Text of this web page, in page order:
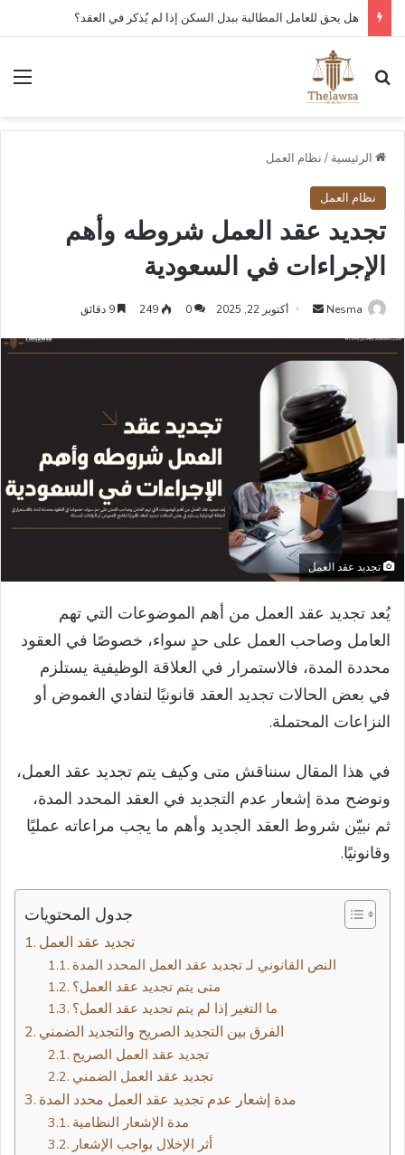
هل يحق للعامل المطالبة ببدل السكن إذا لم يُذكر في العقد؟
بحث عن
الرئيسية / نظام العمل
نظام العمل
تجديد عقد العمل شروطه وأهم
الإجراءات في السعودية
Nesma
أرسل
إلكترونيا
أكتوبر 22, 2025 0
249
تجديد عقد العمل
يُعد تجديد عقد العمل من أهم الموضوعات التي تهم
العامل وصاحب العمل على حدٍ سواء، خصوصًا في العقود
محددة المدة، فالاستمرار في العلاقة الوظيفية يستلزم
في بعض الحالات تجديد العقد قانونيًا لتفادي الغموض أو
النزاعات المحتملة.
في هذا المقال سنناقش متى وكيف يتم تجديد عقد العمل،
ونوضح مدة إشعار عدم التجديد في العقد المحدد المدة،
ثم نبيّن شروط العقد الجديد وأهم ما يجب مراعاته عمليًا
وقانونيًا.
جدول المحتويات
النص القانوني لـ تجديد عقد العمل المحدد المدة
متى يتم تجديد عقد العمل؟
ما التغير إذا لم يتم تجديد عقد العمل؟
الفرق بين التجديد الصريح والتجديد الضمني
تجديد عقد العمل الصريح
تجديد عقد العمل الضمني
مدة إشعار عدم تجديد عقد العمل محدد المدة
مدة الإشعار النظامية
أثر الإخلال بواجب الإشعار